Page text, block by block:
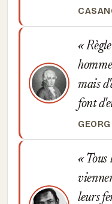
mais
font
Tous
leurs